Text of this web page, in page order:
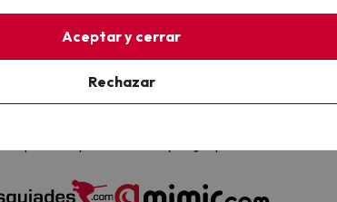
(la web líder de viajes a la nieve en España) y
Aceptar y cerrar
Rechazar